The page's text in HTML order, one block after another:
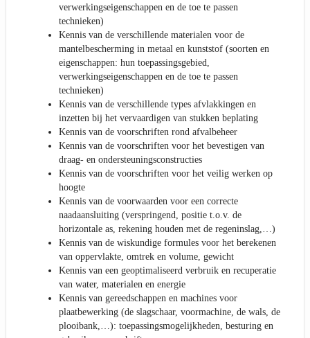
verwerkingseigenschappen en de toe te passen
technieken)
Kennis van de verschillende materialen voor de
mantelbescherming in metaal en kunststof (soorten en
eigenschappen: hun toepassingsgebied,
verwerkingseigenschappen en de toe te passen
technieken)
Kennis van de verschillende types afvlakkingen en
inzetten bij het vervaardigen van stukken beplating
Kennis van de voorschriften rond afvalbeheer
Kennis van de voorschriften voor het bevestigen van
draag- en ondersteuningsconstructies
Kennis van de voorschriften voor het veilig werken op
hoogte
Kennis van de voorwaarden voor een correcte
naadaansluiting (verspringend, positie t.o.v. de
horizontale as, rekening houden met de regeninslag,…)
Kennis van de wiskundige formules voor het berekenen
van oppervlakte, omtrek en volume, gewicht
Kennis van een geoptimaliseerd verbruik en recuperatie
van water, materialen en energie
Kennis van gereedschappen en machines voor
plaatbewerking (de slagschaar, voormachine, de wals, de
plooibank,…): toepassingsmogelijkheden, besturing en